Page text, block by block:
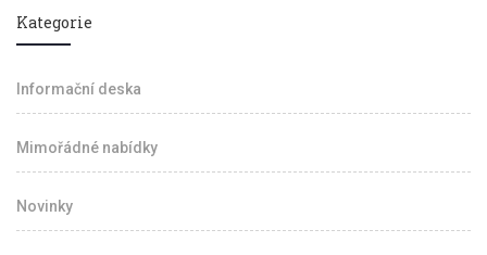
Kategorie
Informační deska
Mimořádné nabídky
Novinky